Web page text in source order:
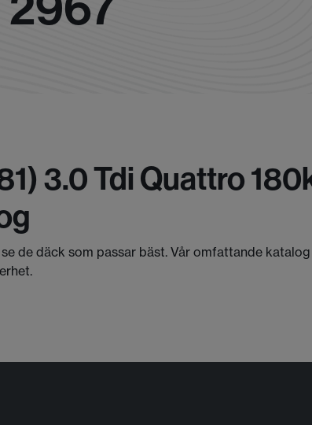
3.0 Tdi Quattro
de däck som passar bäst. Vår omfattande